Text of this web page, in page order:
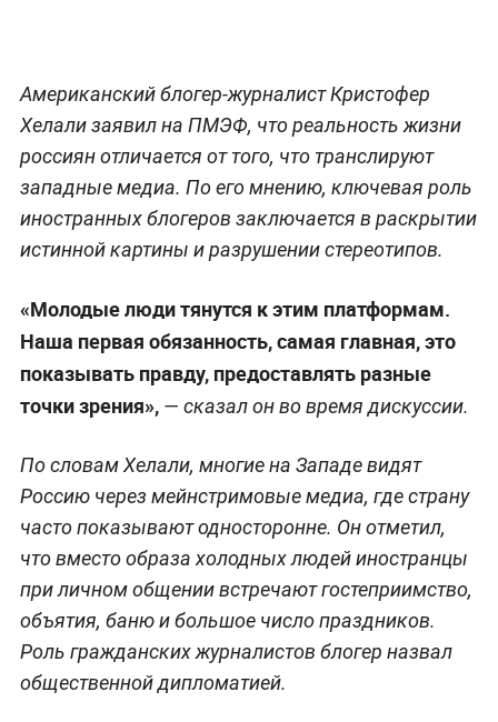
Американский блогер-журналист Кристофер
Хелали заявил на ПМЭФ, что реальность жизни
россиян отличается от того, что транслируют
западные медиа. По его мнению, ключевая роль
иностранных блогеров заключается в раскрытии
истинной картины и разрушении стереотипов.
«Молодые люди тянутся к этим платформам.
Наша первая обязанность, самая главная, это
показывать правду, предоставлять разные
точки зрения»,— сказал он во время дискуссии.
По словам Хелали, многие на Западе видят
Россию через мейнстримовые медиа, где страну
часто показывают односторонне. Он отметил,
что вместо образа холодных людей иностранцы
при личном общении встречают гостеприимство,
объятия, баню и большое число праздников.
Роль гражданских журналистов блогер назвал
общественной дипломатией.